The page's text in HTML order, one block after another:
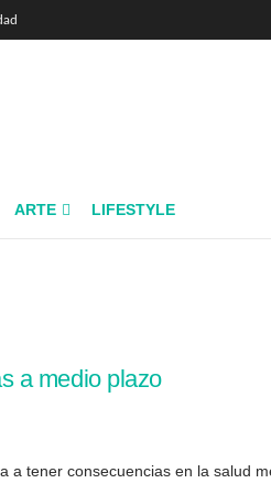
ARTE LIFESTYLE
a medio plazo
tener consecuencias en la salud